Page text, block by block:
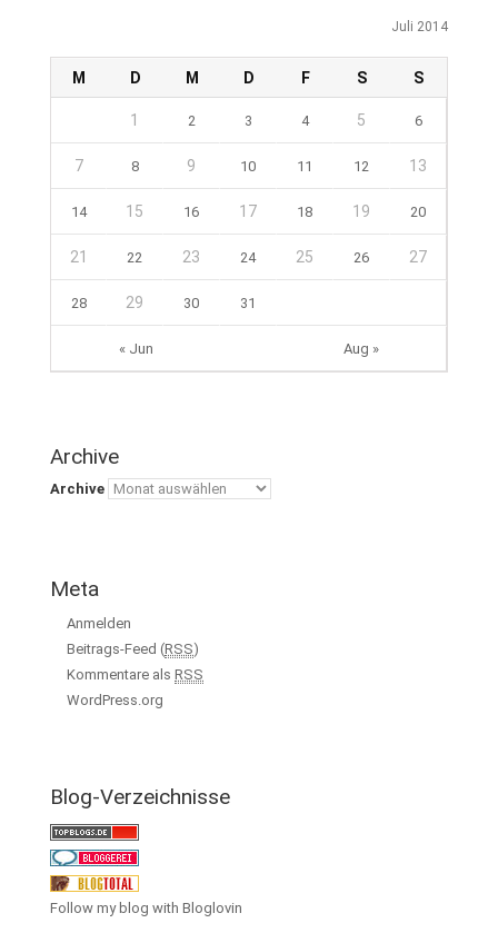
Juli 2014
M D M D F S S
« Jun Aug »
1 2 3 4 5 6
7 8 9 10 11 12 13
14 15 16 17 18 19 20
21 22 23 24 25 26 27
28 29 30 31
Archive
Archive
Meta
Anmelden
Beitrags-Feed (RSS)
Kommentare als RSS
WordPress.org
Blog-Verzeichnisse
Follow my blog with Bloglovin